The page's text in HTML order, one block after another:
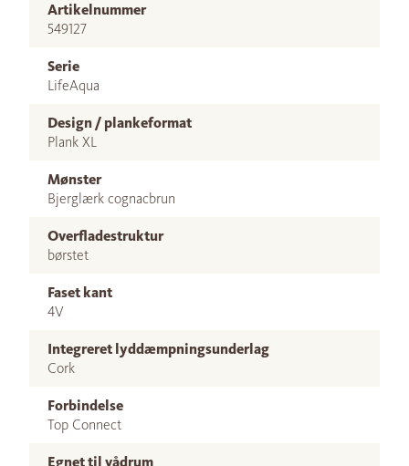
Artikelnummer
549127
Serie
LifeAqua
Design / plankeformat
Plank XL
Mønster
Bjerglærk cognacbrun
Overfladestruktur
børstet
Faset kant
4V
Integreret lyddæmpningsunderlag
Cork
Forbindelse
Top Connect
Egnet til vådrum